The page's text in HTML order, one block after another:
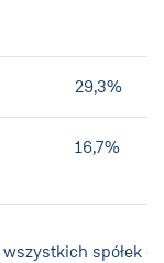
spółek
29,3%
16,7%